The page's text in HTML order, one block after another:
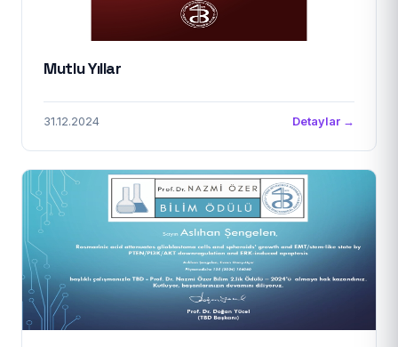
Mutlu Yıllar
31.12.2024 Detaylar →